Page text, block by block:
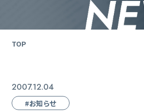
TOP
2007.12.04
#お知らせ